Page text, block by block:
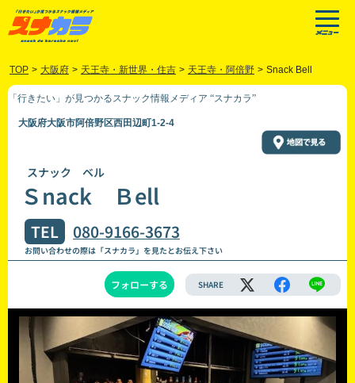
TOP > 大阪府 > 天王寺・新世界・住吉 > 天王寺・阿倍野 > Snack Bell
「行きたい」が見つかるスナック情報メディア “スナカラ”
大阪府大阪市阿倍野区西田辺町1-2-4
スナック ベル
Ｓnack Ｂell
TEL 080-9166-3673
お問い合わせの際は「スナカラ」を見たとお伝え下さい
フォローする SHARE